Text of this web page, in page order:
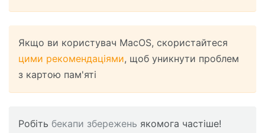
Якщо ви користувач MacOS, скористайтеся
цими рекомендаціями, щоб уникнути проблем
з картою пам'яті
Робіть бекапи збережень якомога частіше!